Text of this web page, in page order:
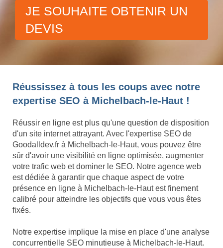
JE SOUHAITE OBTENIR UN
DEVIS
Réussissez à tous les coups avec notre
expertise SEO à Michelbach-le-Haut !
Réussir en ligne est plus qu'une question de disposition
d'un site internet attrayant. Avec l'expertise SEO de
Goodalldev.fr à Michelbach-le-Haut, vous pouvez être
sûr d'avoir une visibilité en ligne optimisée, augmenter
votre trafic web et dominer le SEO. Notre agence web
est dédiée à garantir que chaque aspect de votre
présence en ligne à Michelbach-le-Haut est finement
calibré pour atteindre les objectifs que vous vous êtes
fixés.
Notre expertise implique la mise en place d'une analyse
concurrentielle SEO minutieuse à Michelbach-le-Haut.